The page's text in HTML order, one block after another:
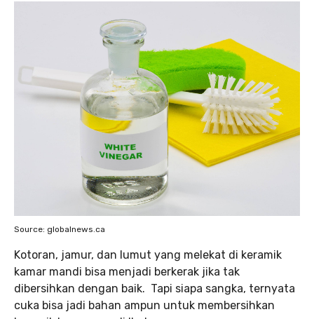
Source: globalnews.ca
Kotoran, jamur, dan lumut yang melekat di keramik
kamar mandi bisa menjadi berkerak jika tak
dibersihkan dengan baik. Tapi siapa sangka, ternyata
cuka bisa jadi bahan ampun untuk membersihkan